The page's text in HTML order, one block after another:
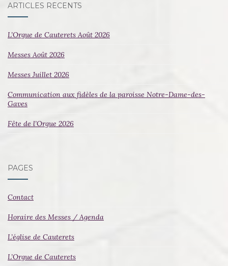
SEIN
DES
ARTICLES
ARTICLES RÉCENTS
L’Orgue de Cauterets Août 2026
Messes Août 2026
Messes Juillet 2026
Communication aux fidèles de la paroisse Notre-Dame-des-
Gaves
Fête de l’Orgue 2026
PAGES
Contact
Horaire des Messes / Agenda
L’église de Cauterets
L’Orgue de Cauterets